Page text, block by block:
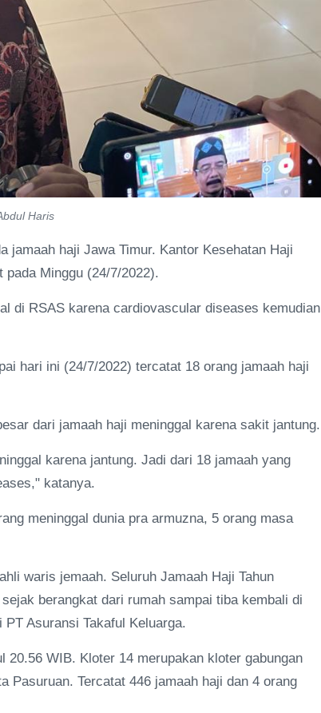
Haris
jamaah haji Jawa Timur. Kantor Kesehatan Haji
Minggu (24/7/2022).
di RSAS karena cardiovascular diseases kemudian
hari ini (24/7/2022) tercatat 18 orang jamaah haji
dari jamaah haji meninggal karena sakit jantung.
karena jantung. Jadi dari 18 jamaah yang
katanya.
meninggal dunia pra armuzna, 5 orang masa
waris jemaah. Seluruh Jamaah Haji Tahun
berangkat dari rumah sampai tiba kembali di
Asuransi Takaful Keluarga.
WIB. Kloter 14 merupakan kloter gabungan
Pasuruan. Tercatat 446 jamaah haji dan 4 orang